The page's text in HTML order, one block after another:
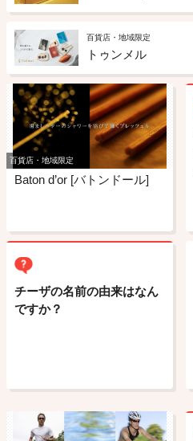
百貨店・地域限定
トゥンメル
百貨店・地域限定
Baton d’or [バトンドール]
チーザの名前の由来はなん
ですか？